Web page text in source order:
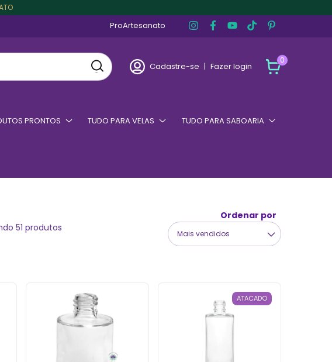
ProArtesanato
Cadastre-se | Fazer login
0
PRONTOS TUDO PARA VELAS TUDO PARA SABOARIA
51 produtos
Ordenar por
ATACADO